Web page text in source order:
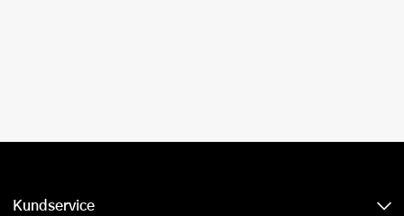
Kundservice